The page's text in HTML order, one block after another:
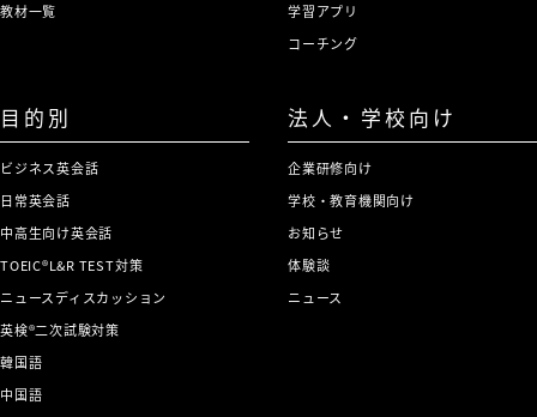
教材一覧
学習アプリ
コーチング
目的別
ビジネス英会話
日常英会話
中高生向け英会話
TOEIC®L&R TEST対策
ニュースディスカッション
英検®二次試験対策
韓国語
中国語
法人・学校向け
企業研修向け
学校・教育機関向け
お知らせ
体験談
ニュース